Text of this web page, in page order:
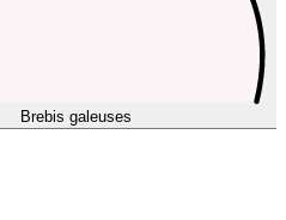
Brebis galeuses